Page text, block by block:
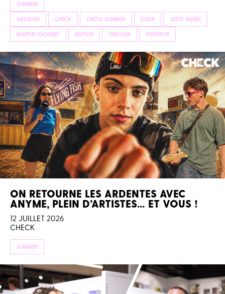
SUMMER
ABSOLEM CHECK CHECK SUMMER DOUR JESSY BANDI
MARTIN VACHIERY NUPS3E ORELSAN TODIEFOR
ON RETOURNE LES ARDENTES AVEC
ANYME, PLEIN D’ARTISTES… ET VOUS !
12 JUILLET 2026
CHECK
SUMMER